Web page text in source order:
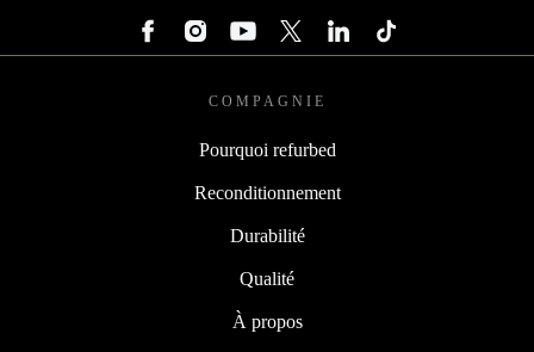
COMPAGNIE
Pourquoi refurbed
Reconditionnement
Durabilité
Qualité
À propos